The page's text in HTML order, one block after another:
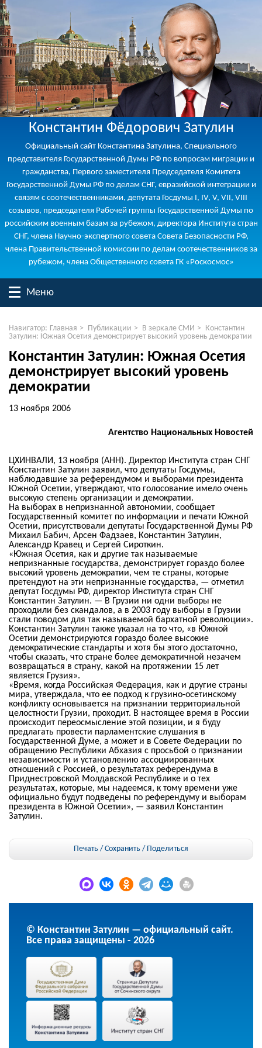
Константин Фёдорович Затулин
Официальный сайт Константина Затулина, Специального
представителя Государственной Думы РФ по вопросам миграции и
гражданства, Первого заместителя Председателя Комитета
Государственной Думы РФ по делам СНГ, евразийской интеграции и
связям с соотечественниками, депутата Госдумы I, IV, V, VII, VIII
созывов, председателя Рабочей группы Государственной Думы по
российским военным базам за рубежом, директора Института стран
СНГ, члена Научно-экспертного совета Совета Безопасности РФ,
члена Правительственной комиссии по делам соотечественников за
рубежом, члена Общественного совета ГК «Роскосмос»
Меню
Навигатор: Главная > Публикации > В зеркале СМИ > Константин
Затулин: Южная Осетия демонстрирует высокий уровень демократии
Константин Затулин: Южная Осетия
демонстрирует высокий уровень
демократии
13 ноября 2006
Агентство Национальных Новостей
ЦХИНВАЛИ, 13 ноября (АНН). Директор Института стран СНГ
Константин Затулин заявил, что депутаты Госдумы,
наблюдавшие за референдумом и выборами президента
Южной Осетии, утверждают, что голосование имело очень
высокую степень организации и демократии.
На выборах в непризнанной автономии, сообщает
Государственный комитет по информации и печати Южной
Осетии, присутствовали депутаты Государственной Думы РФ
Михаил Бабич, Арсен Фадзаев, Константин Затулин,
Александр Кравец и Сергей Сироткин.
«Южная Осетия, как и другие так называемые
непризнанные государства, демонстрирует гораздо более
высокий уровень демократии, чем те страны, которые
претендуют на эти непризнанные государства, — отметил
депутат Госдумы РФ, директор Института стран СНГ
Константин Затулин. — В Грузии ни одни выборы не
проходили без скандалов, а в 2003 году выборы в Грузии
стали поводом для так называемой бархатной революции».
Константин Затулин также указал на то что, «в Южной
Осетии демонстрируются гораздо более высокие
демократические стандарты и хотя бы этого достаточно,
чтобы сказать, что стране более демократичной незачем
возвращаться в страну, какой на протяжении 15 лет
является Грузия».
«Время, когда Российская Федерация, как и другие страны
мира, утверждала, что ее подход к грузино-осетинскому
конфликту основывается на признании территориальной
целостности Грузии, проходит. В настоящее время в России
происходит переосмысление этой позиции, и я буду
предлагать провести парламентские слушания в
Государственной Думе, а может и в Совете Федерации по
обращению Республики Абхазия с просьбой о признании
независимости и установлению ассоциированных
отношений с Россией, о результатах референдума в
Приднестровской Молдавской Республике и о тех
результатах, которые, мы надеемся, к тому времени уже
официально будут подведены по референдуму и выборам
президента в Южной Осетии», — заявил Константин
Затулин.
Печать / Сохранить / Поделиться
© Константин Затулин — официальный сайт.
Все права защищены - 2026